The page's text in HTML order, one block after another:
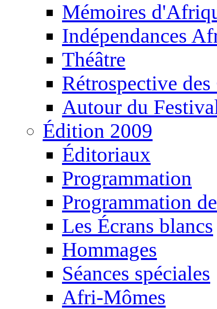
Mémoires
Indépendances
Théâtre
Rétrospective
Autour du
Édition 2009
Éditoriaux
Programmation
Programmation
Les Écrans blancs
Hommages
Séances spéciales
Afri-Mômes